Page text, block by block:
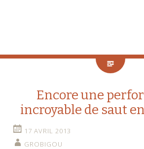
Encore une
incroyable de saut
17 AVRIL 2013
GROBIGOU